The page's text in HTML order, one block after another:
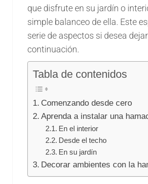
que disfrute en su jardín o
simple balanceo de ella. Este
serie de aspectos si desea
continuación.
Tabla de contenidos
Comenzando desde cero
Aprenda a instalar una
En el interior
Desde el techo
En su jardín
Decorar ambientes con la